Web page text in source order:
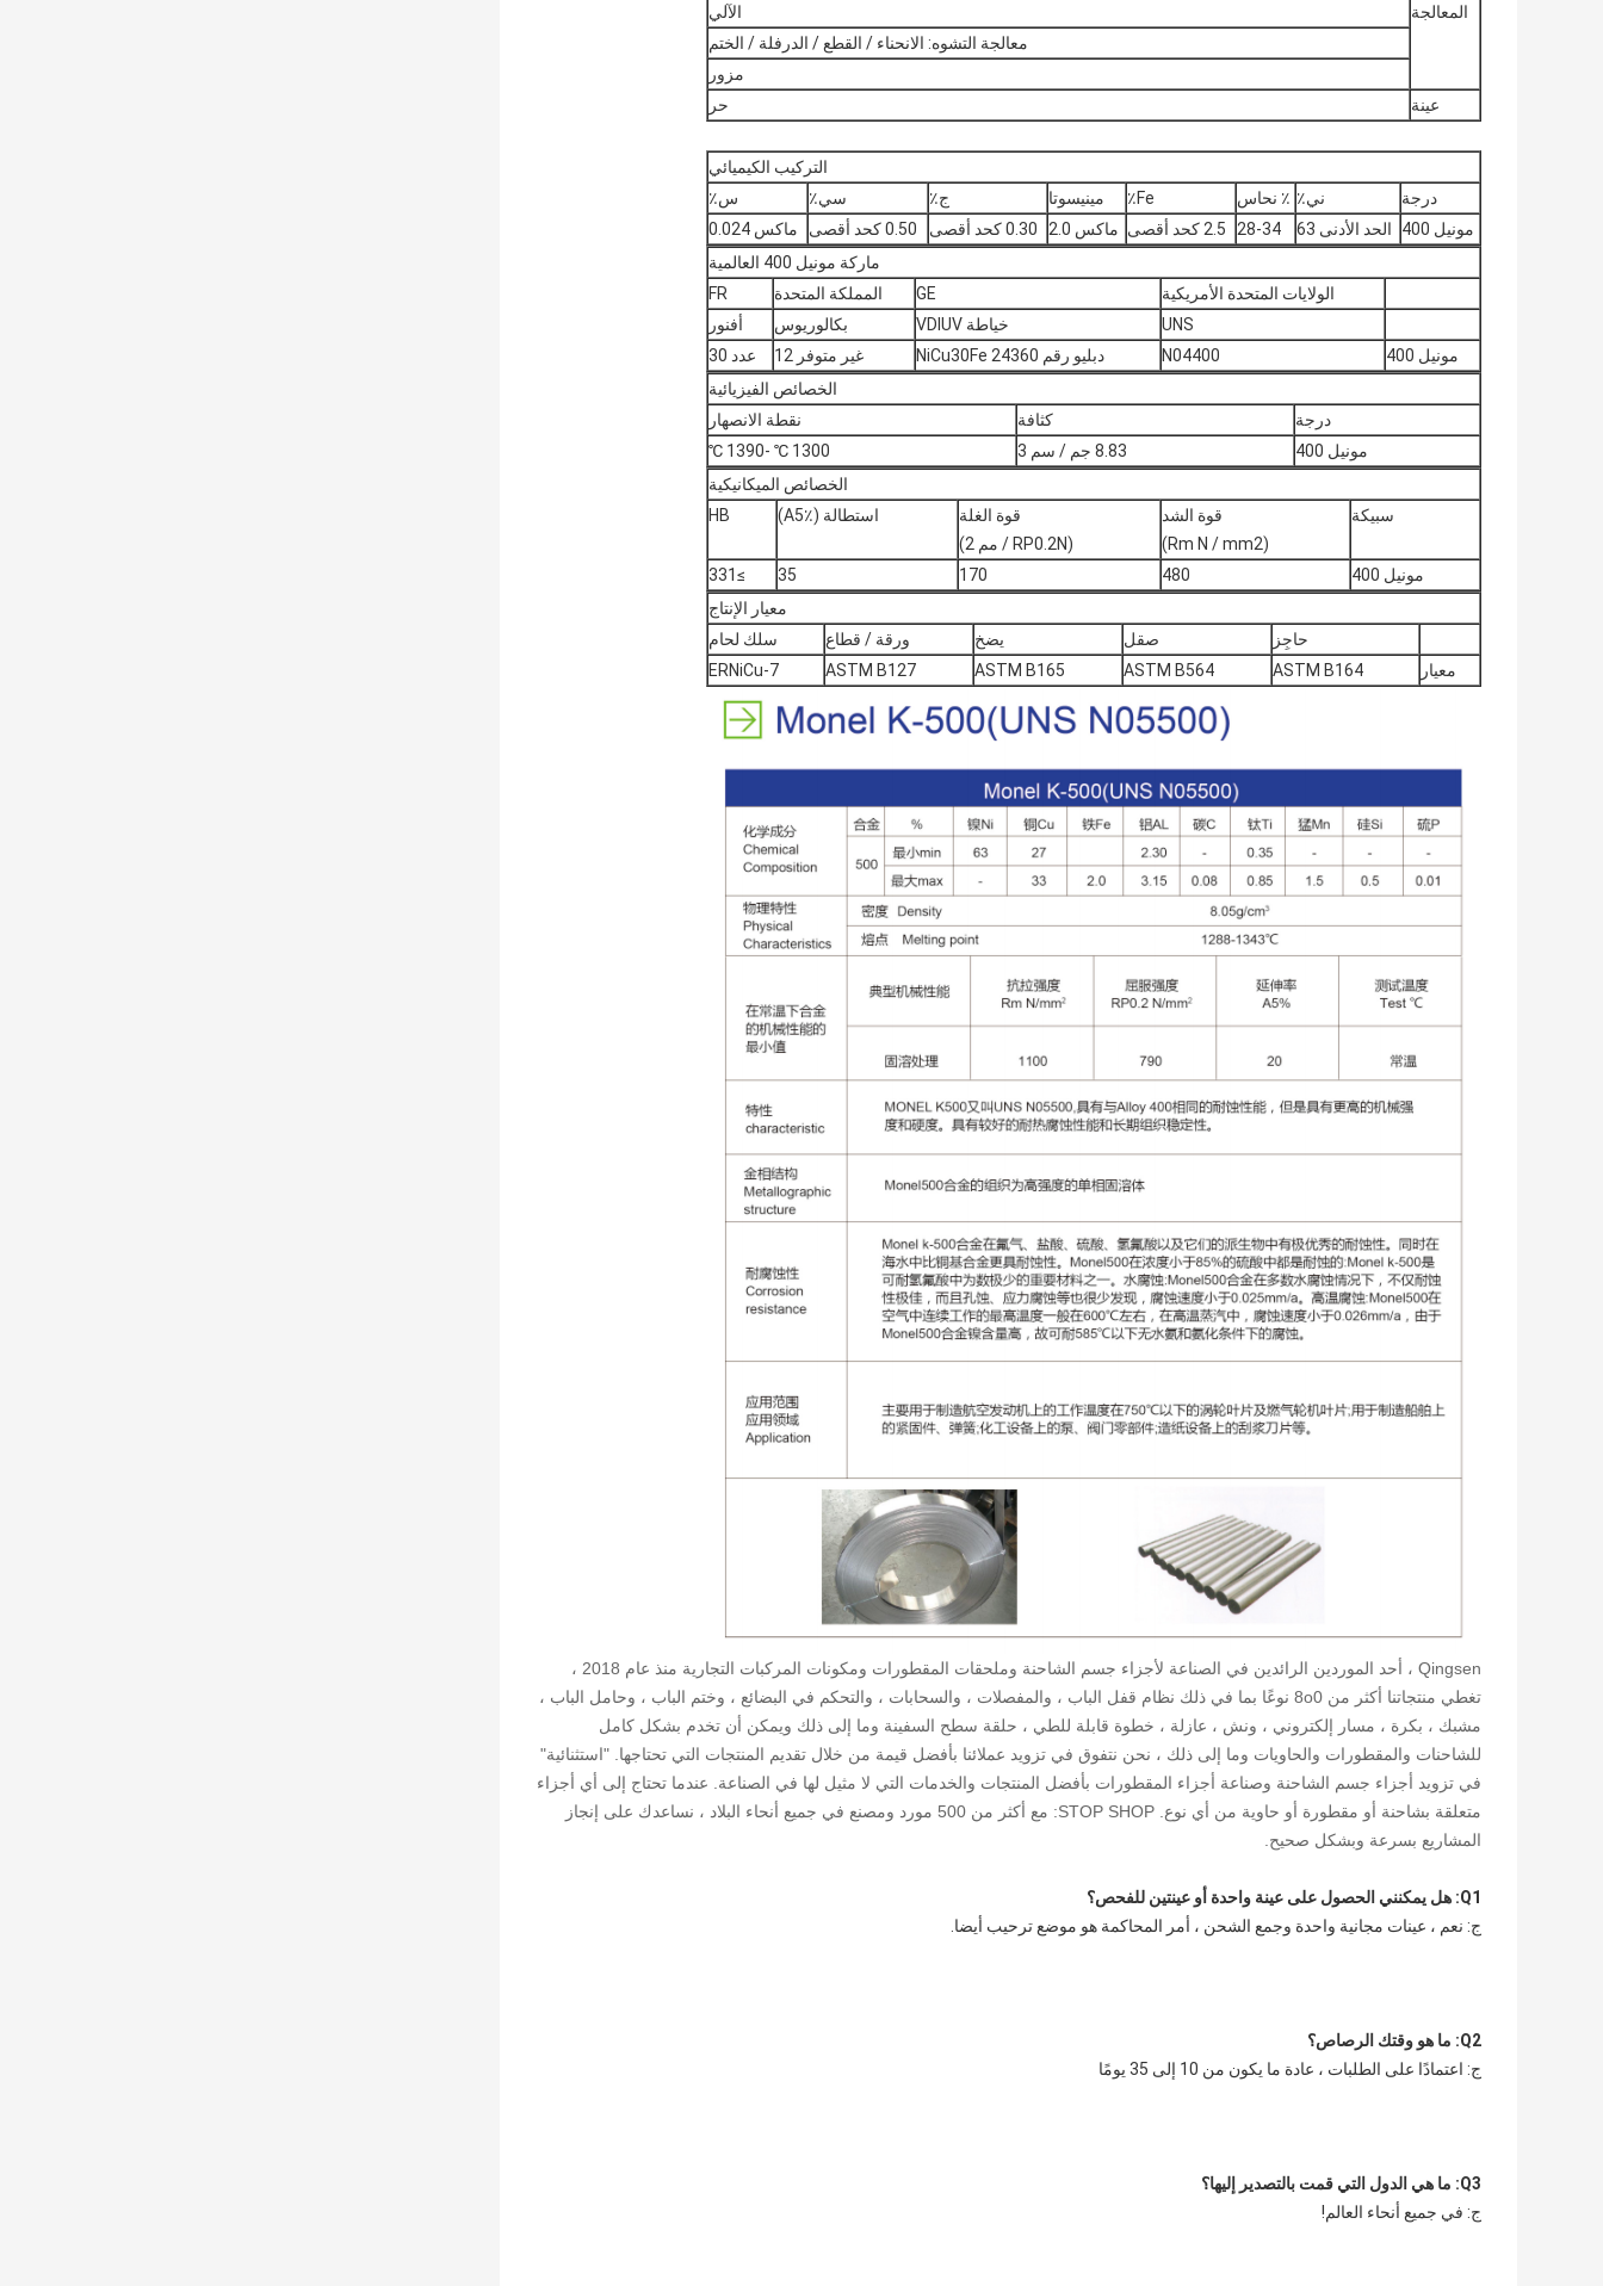
المعالجة
الآلي
معالجة التشوه: الانحناء / القطع / الدرفلة / الختم
مزور
عينة
حر
التركيب الكيميائي
درجة
ني٪ ٪ نحاس Fe٪ مينيسوتا ج٪ سي٪
س٪
مونيل 400
الحد الأدنى 63 28-34 2.5 كحد أقصى ماكس 2.0 0.30 كحد أقصى 0.50 كحد أقصى
ماكس 0.024
ماركة مونيل 400 العالمية
الولايات المتحدة الأمريكية
GE المملكة المتحدة
FR
UNS
خياطة VDIUV بكالوريوس
أفنور
مونيل 400
N04400 دبليو رقم 24360 NiCu30Fe غير متوفر 12
عدد 30
الخصائص الفيزيائية
درجة
كثافة
نقطة الانصهار
مونيل 400
8.83 جم / سم 3
1300 ℃ -1390 ℃
الخصائص الميكانيكية
سبيكة
قوة الشد
(Rm N / mm2)
قوة الغلة
(RP0.2N / مم 2)
استطالة (A5٪) HB
مونيل 400 480
170
35
≥331
معيار الإنتاج
حاجِز
صقل يضخ ورقة / قطاع
سلك لحام
معيار
ASTM B164
ASTM B564
ASTM B165
ASTM B127
ERNiCu-7
Qingsen ، أحد الموردين الرائدين في الصناعة لأجزاء جسم الشاحنة وملحقات المقطورات ومكونات المركبات التجارية منذ عام 2018 ،
تغطي منتجاتنا أكثر من 8o0 نوعًا بما في ذلك نظام قفل الباب ، والمفصلات ، والسحابات ، والتحكم في البضائع ، وختم الباب ، وحامل الباب ،
مشبك ، بكرة ، مسار إلكتروني ، ونش ، عازلة ، خطوة قابلة للطي ، حلقة سطح السفينة وما إلى ذلك ويمكن أن تخدم بشكل كامل
للشاحنات والمقطورات والحاويات وما إلى ذلك ، نحن نتفوق في تزويد عملائنا بأفضل قيمة من خلال تقديم المنتجات التي تحتاجها. "استثنائية"
في تزويد أجزاء جسم الشاحنة وصناعة أجزاء المقطورات بأفضل المنتجات والخدمات التي لا مثيل لها في الصناعة. عندما تحتاج إلى أي أجزاء
متعلقة بشاحنة أو مقطورة أو حاوية من أي نوع. STOP SHOP: مع أكثر من 500 مورد ومصنع في جميع أنحاء البلاد ، نساعدك على إنجاز
المشاريع بسرعة وبشكل صحيح.
Q1: هل يمكنني الحصول على عينة واحدة أو عينتين للفحص؟
ج: نعم ، عينات مجانية واحدة وجمع الشحن ، أمر المحاكمة هو موضع ترحيب أيضا.
Q2: ما هو وقتك الرصاص؟
ج: اعتمادًا على الطلبات ، عادة ما يكون من 10 إلى 35 يومًا
Q3: ما هي الدول التي قمت بالتصدير إليها؟
ج: في جميع أنحاء العالم!